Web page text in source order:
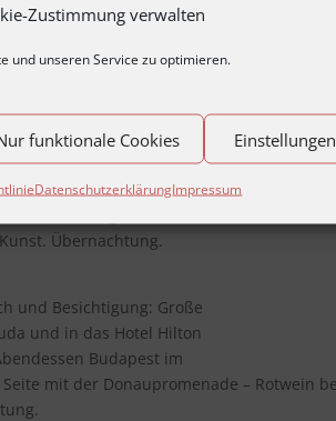
Zustimmung verwalten
und unseren Service zu optimieren.
funktionale Cookies
DatenschutzerklärungImpressum
aus
Osijek – Austausch von Grußbotschaften.
zu Osijek und Meißen in Sachsen
Besuch der Basilika –
Museum – das türkische
Erinnerung an die Schlacht
Übernachtung.
und Besichtigung: Große
und in das Hotel Hilton
Budapest im
mit der Donaupromenade – Rotwein